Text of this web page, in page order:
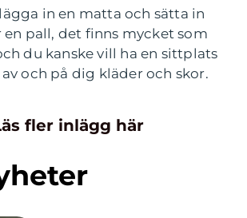
in en matta och sätta in
pall, det finns mycket som
du kanske vill ha en sittplats
och på dig kläder och skor.
fler inlägg här